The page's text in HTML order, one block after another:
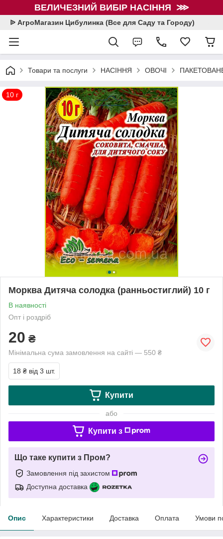
ВЕЛИЧЕЗНИЙ ВИБІР НАСІННЯ ⋙
ᐉ АгроМагазин Цибулинка (Все для Саду та Городу)
Товари та послуги НАСІННЯ ОВОЧІ
10 г
Морква Дитяча солодка (ранньостиглий) 10 г
В наявності
Опт і роздріб
20 ₴
Мінімальна сума замовлення на сайті — 550 ₴
18 ₴ від 3 шт.
Купити
або
Купити з
Що таке купити з Пром?
Замовлення під захистом
Доступна доставка
Опис Характеристики Доставка Оплата Умови